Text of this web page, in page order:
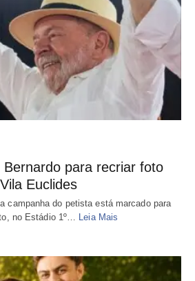
Bernardo para recriar foto
Euclides
campanha do petista está marcado para
no Estádio 1º… Leia Mais